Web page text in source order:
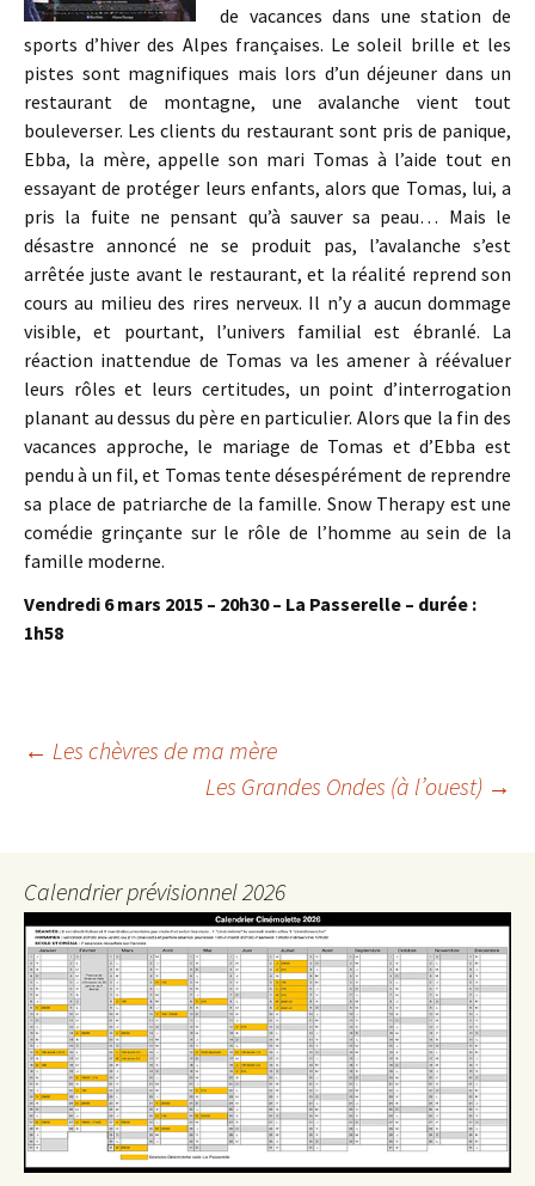
de vacances dans une station de
sports d’hiver des Alpes françaises. Le soleil brille et les
pistes sont magnifiques mais lors d’un déjeuner dans un
restaurant de montagne, une avalanche vient tout
bouleverser. Les clients du restaurant sont pris de panique,
Ebba, la mère, appelle son mari Tomas à l’aide tout en
essayant de protéger leurs enfants, alors que Tomas, lui, a
pris la fuite ne pensant qu’à sauver sa peau… Mais le
désastre annoncé ne se produit pas, l’avalanche s’est
arrêtée juste avant le restaurant, et la réalité reprend son
cours au milieu des rires nerveux. Il n’y a aucun dommage
visible, et pourtant, l’univers familial est ébranlé. La
réaction inattendue de Tomas va les amener à réévaluer
leurs rôles et leurs certitudes, un point d’interrogation
planant au dessus du père en particulier. Alors que la fin des
vacances approche, le mariage de Tomas et d’Ebba est
pendu à un fil, et Tomas tente désespérément de reprendre
sa place de patriarche de la famille. Snow Therapy est une
comédie grinçante sur le rôle de l’homme au sein de la
famille moderne.
Vendredi 6 mars 2015 – 20h30 – La Passerelle – durée :
1h58
Navigation
← Les chèvres de ma mère
Les Grandes Ondes (à l’ouest) →
Calendrier prévisionnel 2026